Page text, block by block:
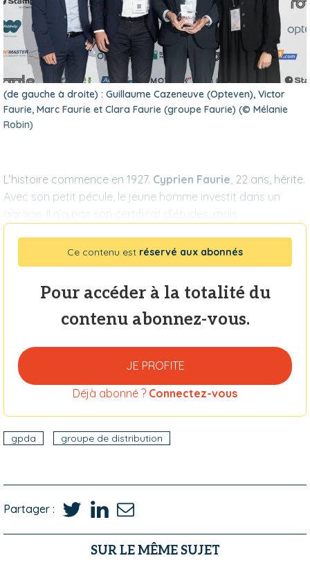
(de gauche à droite) : Guillaume Cazeneuve (Opteven), Victor
Faurie, Marc Faurie et Clara Faurie (groupe Faurie) (© Mélanie
Robin)
L’histoire commence en 1927. Cyprien Faurie , 22 ans, hérite.
Avec son petit pécule, le jeune homme investit dans un
garage. Il n’a pas son certificat d’études, mais
Ce contenu est réservé aux abonnés
Pour accéder à la totalité du
contenu abonnez-vous.
JE PROFITE
Déjà abonné ? Connectez-vous
gpda groupe de distribution
Partager :
SUR LE MÊME SUJET